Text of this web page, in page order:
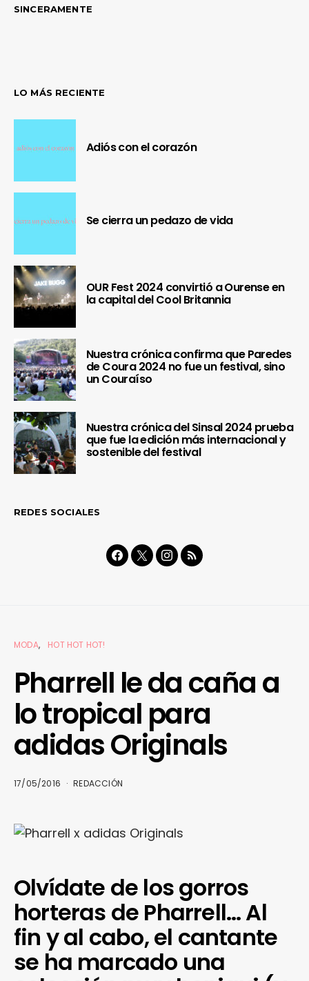
SINCERAMENTE
LO MÁS RECIENTE
Adiós con el corazón
Se cierra un pedazo de vida
OUR Fest 2024 convirtió a Ourense en
la capital del Cool Britannia
Nuestra crónica confirma que Paredes
de Coura 2024 no fue un festival, sino
un Couraíso
Nuestra crónica del Sinsal 2024 prueba
que fue la edición más internacional y
sostenible del festival
REDES SOCIALES
MODA HOT HOT HOT!
Pharrell le da caña a
lo tropical para
adidas Originals
17/05/2016 REDACCIÓN
Olvídate de los gorros
horteras de Pharrell… Al
fin y al cabo, el cantante
se ha marcado una